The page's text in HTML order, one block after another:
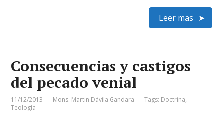
Leer mas
Consecuencias y castigos
del pecado venial
11/12/2013 Mons. Martin Dávila Gandara Tags: Doctrina,
Teología